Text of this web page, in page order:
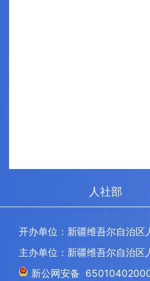
人社部
技能人才评价工作网
开办单位：新疆维吾尔自治
主办单位：新疆维吾尔自治
新公网安备